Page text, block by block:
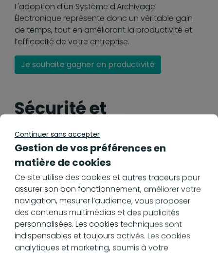
L'adoption d'un Système d'Archivage
Électronique représente donc un véritable gain
de temps, tout en améliorant la productivité et
l’efficacité de votre entreprise.
Je souhaite gagner en productivité
Sécurité et
conformité légale
La sécurité des données et le respect des
exigences réglementaires sont des enjeux
majeurs et des priorités pour toutes les
entreprises. Grâce à un logiciel d’archivage
électronique, comme un coffre-fort électronique,
vos documents sont conservés dans un
environnement hautement sécurisé, à l’abri des
pertes, vols ou altérations.
Continuer sans accepter
Gestion de vos préférences en
matière de cookies
Ce site utilise des cookies et autres traceurs pour
assurer son bon fonctionnement, améliorer votre
navigation, mesurer l’audience, vous proposer
des contenus multimédias et des publicités
personnalisées. Les cookies techniques sont
indispensables et toujours activés. Les cookies
analytiques et marketing, soumis à votre